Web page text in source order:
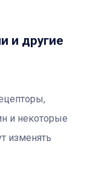
и другие
и некоторые
изменять